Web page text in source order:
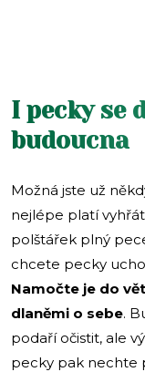
I pecky se
budoucna
Možná jste už
nejlépe platí
polštářek plný
chcete pecky
Namočte je do
dlaněmi o sebe.
podaří očistit, ale
pecky pak nechte